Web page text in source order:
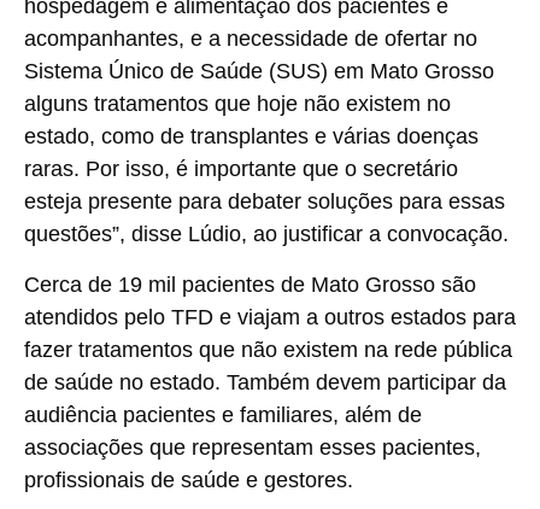
hospedagem e alimentação dos pacientes e
acompanhantes, e a necessidade de ofertar no
Sistema Único de Saúde (SUS) em Mato Grosso
alguns tratamentos que hoje não existem no
estado, como de transplantes e várias doenças
raras. Por isso, é importante que o secretário
esteja presente para debater soluções para essas
questões”, disse Lúdio, ao justificar a convocação.
Cerca de 19 mil pacientes de Mato Grosso são
atendidos pelo TFD e viajam a outros estados para
fazer tratamentos que não existem na rede pública
de saúde no estado. Também devem participar da
audiência pacientes e familiares, além de
associações que representam esses pacientes,
profissionais de saúde e gestores.